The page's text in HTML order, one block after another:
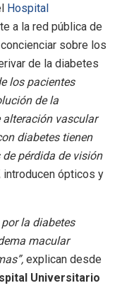
Hospital
a la red pública de
sobre los
de la diabetes
los pacientes
de la
vascular
diabetes tienen
pérdida de visión
introducen ópticos y
la diabetes
macular
explican desde
Universitario